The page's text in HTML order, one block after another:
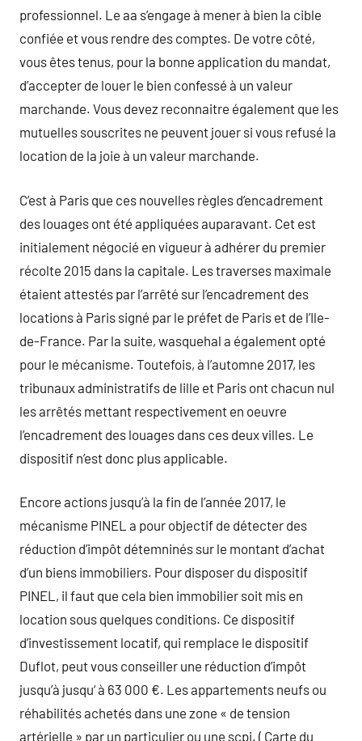
professionnel. Le aa s’engage à mener à bien la cible
confiée et vous rendre des comptes. De votre côté,
vous êtes tenus, pour la bonne application du mandat,
d’accepter de louer le bien confessé à un valeur
marchande. Vous devez reconnaitre également que les
mutuelles souscrites ne peuvent jouer si vous refusé la
location de la joie à un valeur marchande.
C’est à Paris que ces nouvelles règles d’encadrement
des louages ont été appliquées auparavant. Cet est
initialement négocié en vigueur à adhérer du premier
récolte 2015 dans la capitale. Les traverses maximale
étaient attestés par l’arrêté sur l’encadrement des
locations à Paris signé par le préfet de Paris et de l’Ile-
de-France. Par la suite, wasquehal a également opté
pour le mécanisme. Toutefois, à l’automne 2017, les
tribunaux administratifs de lille et Paris ont chacun nul
les arrêtés mettant respectivement en oeuvre
l’encadrement des louages dans ces deux villes. Le
dispositif n’est donc plus applicable.
Encore actions jusqu’à la fin de l’année 2017, le
mécanisme PINEL a pour objectif de détecter des
réduction d’impôt détemninés sur le montant d’achat
d’un biens immobiliers. Pour disposer du dispositif
PINEL, il faut que cela bien immobilier soit mis en
location sous quelques conditions. Ce dispositif
d’investissement locatif, qui remplace le dispositif
Duflot, peut vous conseiller une réduction d’impôt
jusqu’à jusqu‘ à 63 000 €. Les appartements neufs ou
réhabilités achetés dans une zone « de tension
artérielle » par un particulier ou une scpi. ( Carte du